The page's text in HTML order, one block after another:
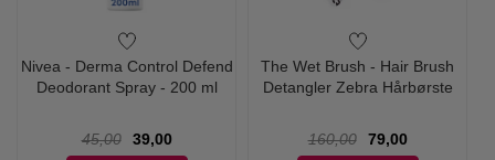
Nivea - Derma Control Defend
Deodorant Spray - 200 ml
45,00
39,00
The Wet Brush - Hair Brush
Detangler Zebra Hårbørste
160,00
79,00